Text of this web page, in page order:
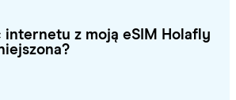
internetu z moją eSIM Holafly